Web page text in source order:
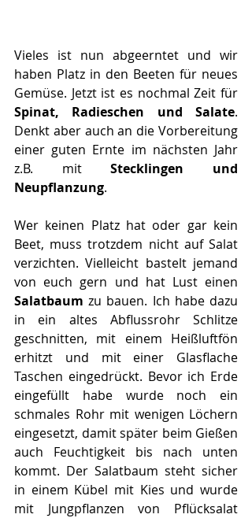
Vieles ist nun abgeerntet und wir
haben Platz in den Beeten für neues
Spinat, Radieschen und Salate.
Denkt aber auch an die Vorbereitung
einer guten Ernte im nächsten Jahr
z.B. mit Stecklingen und
Neupflanzung.
Wer keinen Platz hat oder gar kein
Beet, muss trotzdem nicht auf Salat
verzichten. Vielleicht bastelt jemand
Salatbaum zu bauen. Ich habe dazu
in ein altes Abflussrohr Schlitze
geschnitten, mit einem Heißluftfön
erhitzt und mit einer Glasflache
Taschen eingedrückt. Bevor ich Erde
eingefüllt habe wurde noch ein
schmales Rohr mit wenigen Löchern
eingesetzt, damit später beim Gießen
auch Feuchtigkeit bis nach unten
kommt. Der Salatbaum steht sicher
in einem Kübel mit Kies und wurde
mit Jungpflanzen von Pflücksalat